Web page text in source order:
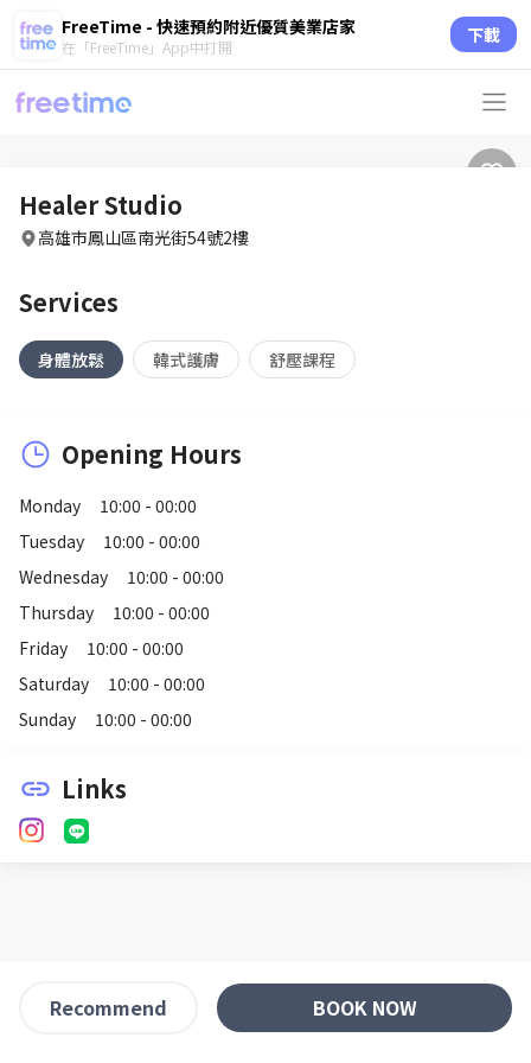
FreeTime - 快速預約附近優質美業店家
在「FreeTime」App中打開 下載
Healer Studio
高雄市鳳山區南光街54號2樓
Services
身體放鬆 韓式護膚 舒壓課程
Opening Hours
Monday
10:00 - 00:00
Tuesday
10:00 - 00:00
Wednesday
10:00 - 00:00
Thursday
10:00 - 00:00
Friday
10:00 - 00:00
Saturday
10:00 - 00:00
Sunday
10:00 - 00:00
link Links
Recommend BOOK NOW